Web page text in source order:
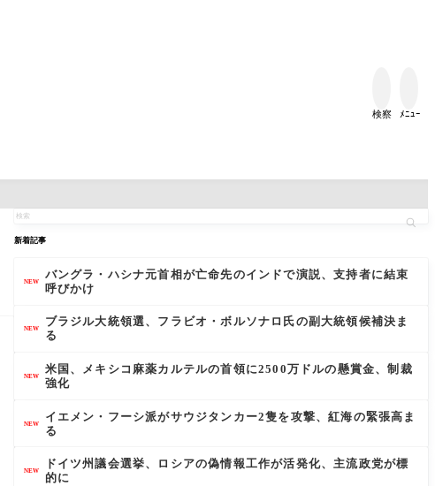
検察 ﾒﾆｭｰ
新着記事
NEW
バングラ・ハシナ元首相が亡命先のインドで演説、支持者に結束
呼びかけ
NEW
ブラジル大統領選、フラビオ・ボルソナロ氏の副大統領候補決ま
る
NEW
米国、メキシコ麻薬カルテルの首領に2500万ドルの懸賞金、制裁
強化
NEW
イエメン・フーシ派がサウジタンカー2隻を攻撃、紅海の緊張高ま
る
NEW
ドイツ州議会選挙、ロシアの偽情報工作が活発化、主流政党が標
的に